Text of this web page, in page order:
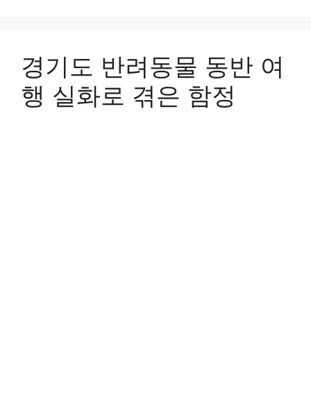
경기도 반려동물 동반 여
행 실화로 겪은 함정